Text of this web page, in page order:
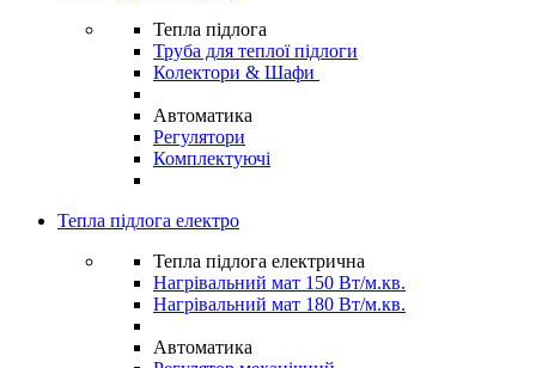
Тепла підлога
Труба для теплої підлоги
Колектори & Шафи
Автоматика
Регулятори
Комплектуючі
Тепла підлога електро
Тепла підлога електрична
Нагрівальний мат 150 Вт/м.кв.
Нагрівальний мат 180 Вт/м.кв.
Автоматика